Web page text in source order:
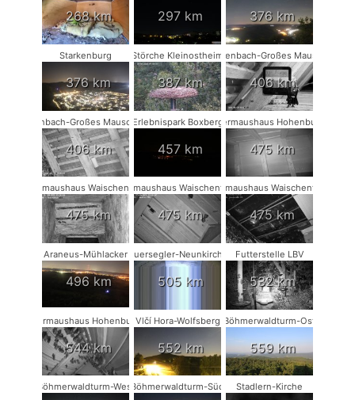
268 km 297 km 376 km
Starkenburg
376 km
Störche Kleinostheim
387 km
Rodenbach-Großes Mausohr
406 km
Rodenbach-Großes Mausohr #2
406 km
Erlebnispark Boxberg
457 km
Fledermaushaus Hohenburg #1
475 km
Fledermaushaus Waischenfeld #1
475 km
Fledermaushaus Waischenfeld #2
475 km
Fledermaushaus Waischenfeld #3
475 km
Araneus-Mühlacker
496 km
Mauersegler-Neunkirchen
505 km
Futterstelle LBV
532 km
Fledermaushaus Hohenburg #2
544 km
Vlčí Hora-Wolfsberg
552 km
Böhmerwaldturm-Ost
559 km
Böhmerwaldturm-WestBöhmerwaldturm-Süd Stadlern-Kirche